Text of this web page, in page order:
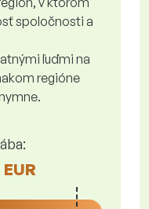
spoločnosti a
ľuďmi na
regióne